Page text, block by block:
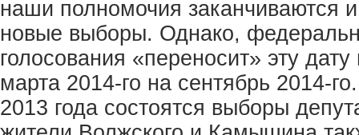
наши полномочия заканчиваются
новые выборы. Однако,
голосования «переносит» эту
марта 2014-го на сентябрь 2014-
2013 года состоятся выборы